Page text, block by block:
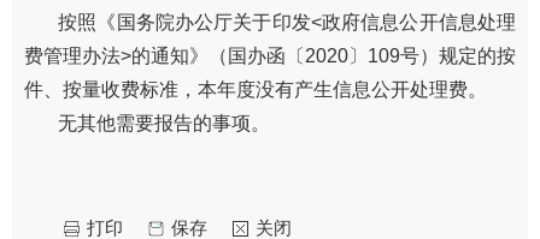
按照《国务院办公厅关于印发<政府信息公开信息处理
费管理办法>的通知》（国办函〔2020〕109号）规定的按
件、按量收费标准，本年度没有产生信息公开处理费。
无其他需要报告的事项。
关闭
保存
打印